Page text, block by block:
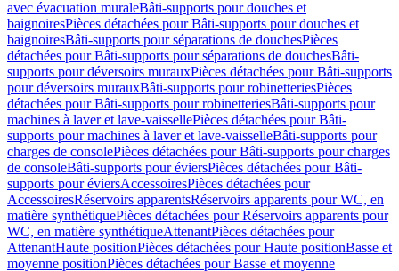
avec évacuation muraleBâti-supports pour douches et
baignoiresPièces détachées pour Bâti-supports pour douches et
baignoiresBâti-supports pour séparations de douchesPièces
détachées pour Bâti-supports pour séparations de douchesBâti-
supports pour déversoirs murauxPièces détachées pour Bâti-supports
pour déversoirs murauxBâti-supports pour robinetteriesPièces
détachées pour Bâti-supports pour robinetteriesBâti-supports pour
machines à laver et lave-vaissellePièces détachées pour Bâti-
supports pour machines à laver et lave-vaisselleBâti-supports pour
charges de consolePièces détachées pour Bâti-supports pour charges
de consoleBâti-supports pour éviersPièces détachées pour Bâti-
supports pour éviersAccessoiresPièces détachées pour
AccessoiresRéservoirs apparentsRéservoirs apparents pour WC, en
matière synthétiquePièces détachées pour Réservoirs apparents pour
WC, en matière synthétiqueAttenantPièces détachées pour
AttenantHaute positionPièces détachées pour Haute positionBasse et
moyenne positionPièces détachées pour Basse et moyenne